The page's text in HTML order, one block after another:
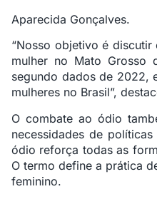
Aparecida Gonçalves.
“Nosso objetivo é
mulher no Mato Grosso
segundo dados de 2022,
mulheres no Brasil”,
O combate ao ódio
necessidades de
ódio reforça todas as
O termo define a prática
feminino.